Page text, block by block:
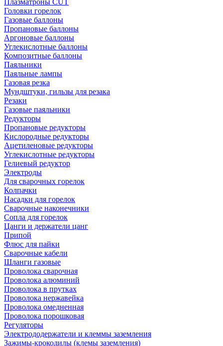
Плазматроны CUT
Головки горелок
Газовые баллоны
Пропановые баллоны
Аргоновые баллоны
Углекислотные баллоны
Композитные баллоны
Паяльники
Паяльные лампы
Газовая резка
Мундштуки, гильзы для резака
Резаки
Газовые паяльники
Редукторы
Пропановые редукторы
Кислородные редукторы
Ацетиленовые редукторы
Углекислотные редукторы
Гелиевый редуктор
Электроды
Для сварочных горелок
Колпачки
Насадки для горелок
Сварочные наконечники
Сопла для горелок
Цанги и держатели цанг
Припой
Флюс для пайки
Сварочные кабели
Шланги газовые
Проволока сварочная
Проволока алюминий
Проволока в прутках
Проволока нержавейка
Проволока омедненная
Проволока порошковая
Регуляторы
Электрододержатели и клеммы заземления
Зажимы-крокодилы (клемы заземления)